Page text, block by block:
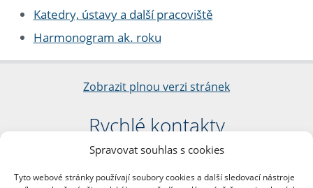
Spravovat souhlas s cookies
Tyto webové stránky používají soubory cookies a další sledovací nástroje
Katedry, ústavy a další pracoviště
Harmonogram ak. roku
Zobrazit plnou verzi stránek
Rychlé kontakty
Filozofická fakulta
nám. Jana Palacha 1/2